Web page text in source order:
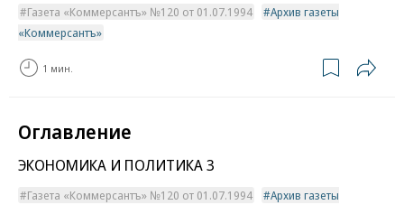
Газета «Коммерсантъ» №120 от 01.07.1994
Архив газеты
«Коммерсантъ»
1 мин.
Оглавление
ЭКОНОМИКА И ПОЛИТИКА 3
Газета «Коммерсантъ» №120 от 01.07.1994
Архив газеты